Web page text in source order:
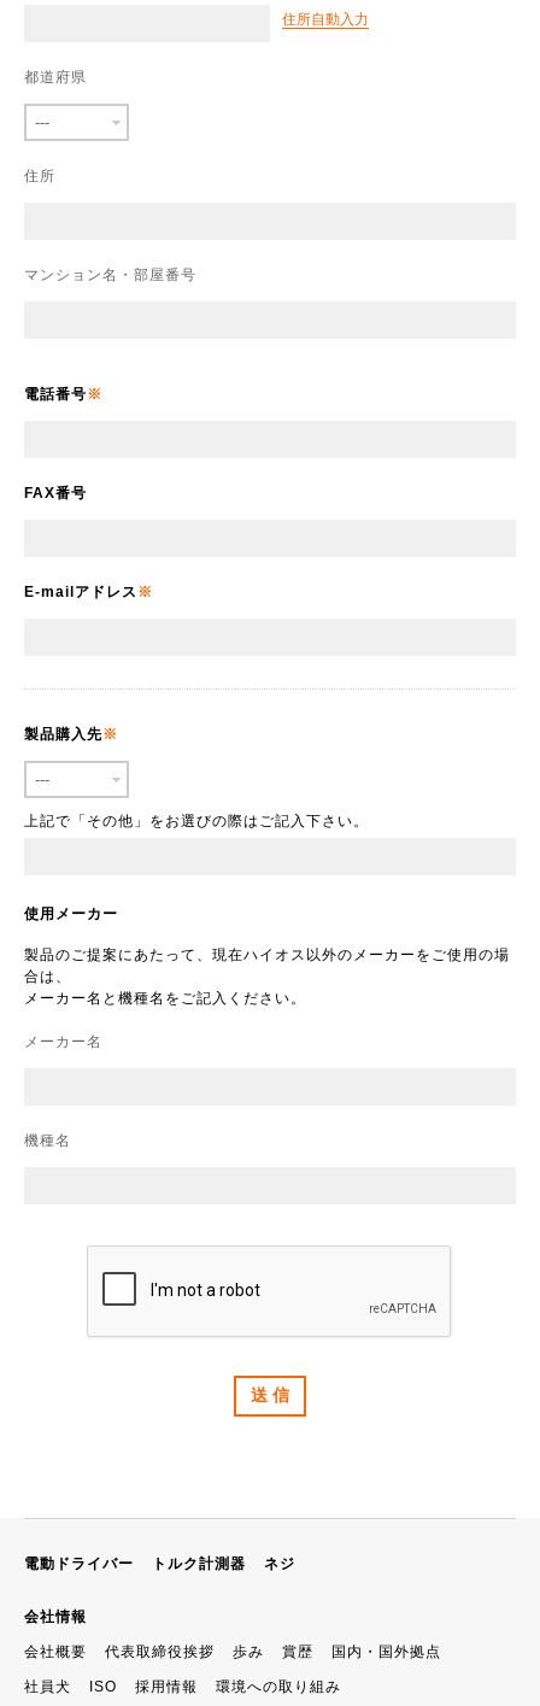
住所自動入力
都道府県
住所
マンション名・部屋番号
電話番号
FAX番号
E-mailアドレス
製品購入先
上記で「その他」をお選びの際はご記入下さい。
使用メーカー
製品のご提案にあたって、現在ハイオス以外のメーカーをご使用の場
合は、
メーカー名と機種名をご記入ください。
メーカー名
機種名
電動ドライバー トルク計測器 ネジ
会社情報
会社概要 代表取締役挨拶 歩み 賞歴 国内・国外拠点
社員犬 ISO 採用情報 環境への取り組み